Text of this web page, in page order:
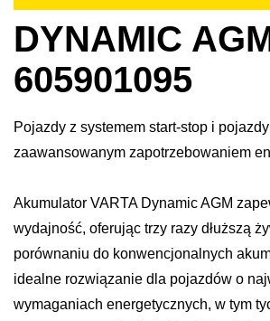
DYNAMIC
605901095
Pojazdy z systemem start-stop i
zaawansowanym zapotrzebowaniem
Akumulator VARTA Dynamic AGM
wydajność, oferując trzy razy dłuższą
porównaniu do konwencjonalnych
idealne rozwiązanie dla pojazdów o
wymaganiach energetycznych, w tym